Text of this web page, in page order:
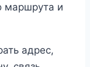
маршрута и
адрес,